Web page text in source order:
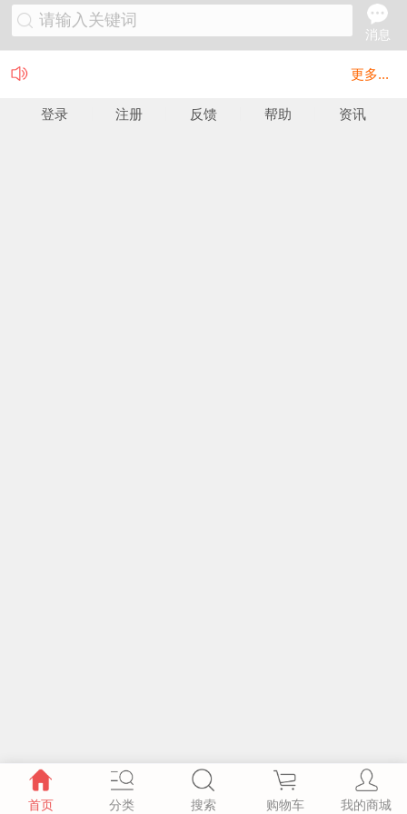
请输入关键词
消息
更多...
登录 注册 反馈 帮助 资讯
首页 分类 搜索 购物车 我的商城